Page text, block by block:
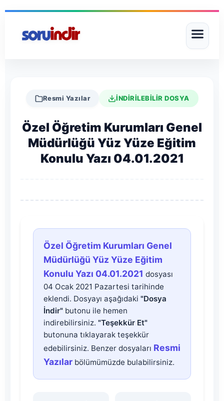
Resmi Yazılar İNDİRİLEBİLİR DOSYA
Özel Öğretim Kurumları Genel
Müdürlüğü Yüz Yüze Eğitim
Konulu Yazı 04.01.2021
Özel
Öğretim
Kurumları
Genel
Müdürlüğü
Yüz
Özel Öğretim Kurumları Genel
Müdürlüğü Yüz Yüze Eğitim
Konulu Yazı 04.01.2021 dosyası
04 Ocak 2021 Pazartesi tarihinde
eklendi. Dosyayı aşağıdaki "Dosya
İndir" butonu ile hemen
indirebilirsiniz. "Teşekkür Et"
butonuna tıklayarak teşekkür
edebilirsiniz. Benzer dosyaları Resmi
Yazılar bölümümüzde bulabilirsiniz.